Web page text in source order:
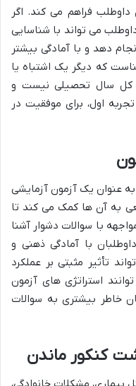
فراهم می کند. اگر
می تواند با شناسایی
دهد و با آمادگی بیشتر
که دیگر یک اشتباه یا
کل سال تحصیلی نیست و
اول، برای موفقیت در
به عنوان یک آزمون آزمایشی
به آن ها کمک می کند تا
با سوالات دشوار آشنا
با آمادگی ذهنی و
تأثیر مثبتی بر عملکرد
استراتژی های آزمون
خاطر بیشتری به سوالات
کنکور ماندن